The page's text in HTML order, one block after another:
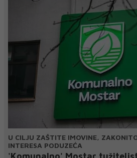
U CILJU ZAŠTITE IMOVINE,
INTERESA PODUZEĆA